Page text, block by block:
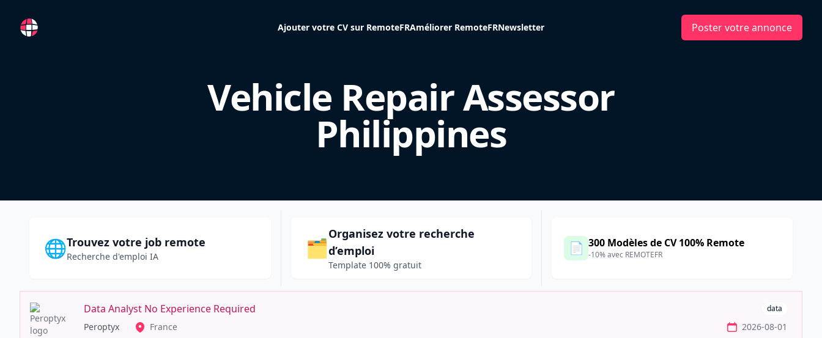
RemoteFR Ajouter votre CV sur RemoteFRAméliorer RemoteFRNewsletter Poster votre annonce
Vehicle Repair Assessor
Philippines
🌐Trouvez votre job remote
Recherche d'emploi IA 🗂️
Organisez votre recherche
d’emploi
Template 100% gratuit
📄 300 Modèles de CV 100% Remote
-10% avec REMOTEFR
Data Analyst No Experience Required data
Peroptyx France 2026-08-01